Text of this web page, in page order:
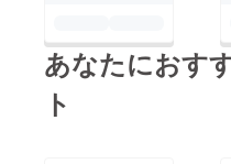
あなたにおす
ト